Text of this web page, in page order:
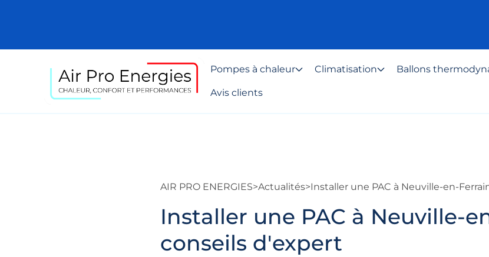
Pompes à chaleur Climatisation Ballons
Avis clients
AIR PRO ENERGIES>Actualités>Installer une PAC à Neuville-en-
Installer une PAC à Neuville-
conseils d'expert